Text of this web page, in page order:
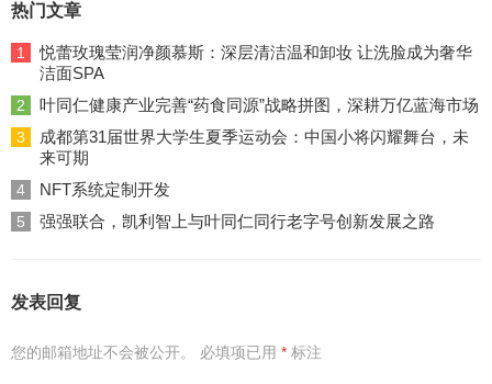
热门文章
1
悦蕾玫瑰莹润净颜慕斯：深层清洁温和卸妆 让洗脸成为奢华
洁面SPA
2 叶同仁健康产业完善“药食同源”战略拼图，深耕万亿蓝海市场
3
成都第31届世界大学生夏季运动会：中国小将闪耀舞台，未
来可期
4 NFT系统定制开发
5 强强联合，凯利智上与叶同仁同行老字号创新发展之路
发表回复
您的邮箱地址不会被公开。 必填项已用 * 标注